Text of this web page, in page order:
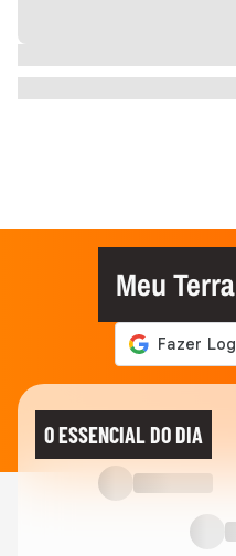
Meu Terra
O ESSENCIAL DO DIA